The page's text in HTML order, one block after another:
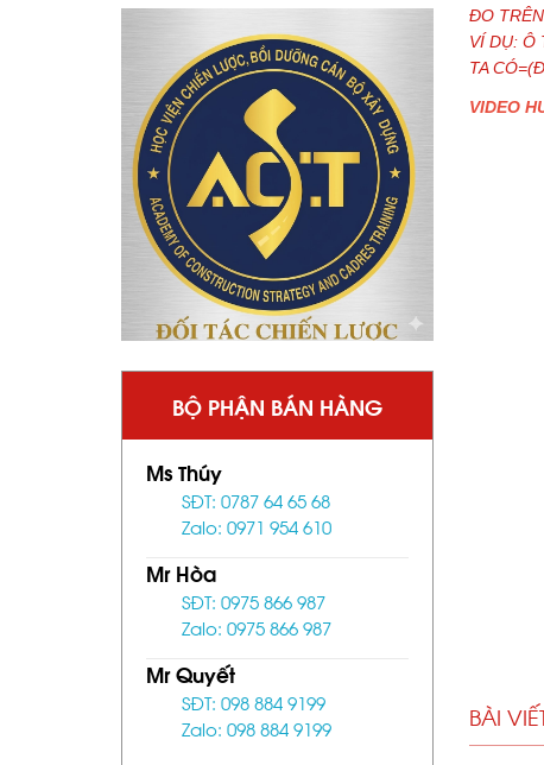
BỘ PHẬN BÁN HÀNG
Ms Thúy
SĐT: 0787 64 65 68
Zalo: 0971 954 610
Mr Hòa
SĐT: 0975 866 987
Zalo: 0975 866 987
Mr Quyết
SĐT: 098 884 9199
Zalo: 098 884 9199
ĐO
VÍ DỤ: Ô
TA
VIDEO
BÀI